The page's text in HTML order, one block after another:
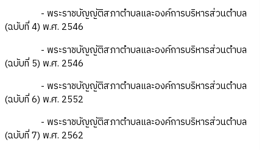
- พระราชบัญญัติสภาตำบลและองค์การบริหารส่วนตำบล
(ฉบับที่ 4) พ.ศ. 2546
- พระราชบัญญัติสภาตำบลและองค์การบริหารส่วนตำบล
(ฉบับที่ 5) พ.ศ. 2546
- พระราชบัญญัติสภาตำบลและองค์การบริหารส่วนตำบล
(ฉบับที่ 6) พ.ศ. 2552
- พระราชบัญญัติสภาตำบลและองค์การบริหารส่วนตำบล
(ฉบับที่ 7) พ.ศ. 2562